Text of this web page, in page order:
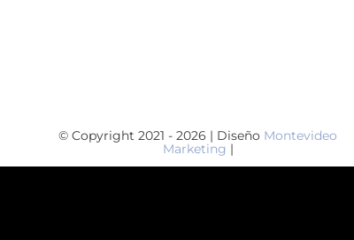
© Copyright 2021 - 2026 | Diseño Montevideo
Marketing |